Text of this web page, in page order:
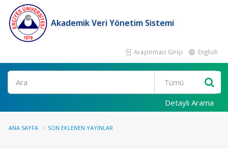
Akademik Veri Yönetim Sistemi
Araştırmacı Girişi English
Ara
Detaylı Arama
ANA SAYFA SON EKLENEN YAYINLAR